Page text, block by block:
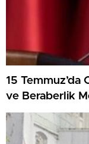
15 Temmuz’da
ve Beraberlik